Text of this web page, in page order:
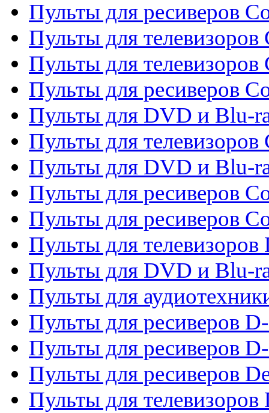
Пульты для ресиверов
Пульты для телевизоров
Пульты для телевизоров
Пульты для ресиверов
Пульты для DVD и Blu-
Пульты для телевизоров
Пульты для DVD и Blu-
Пульты для ресиверов
Пульты для ресиверов
Пульты для телевизоров
Пульты для DVD и Blu-
Пульты для
Пульты для ресиверов
Пульты для ресиверов
Пульты для ресиверов
Пульты для телевизоров